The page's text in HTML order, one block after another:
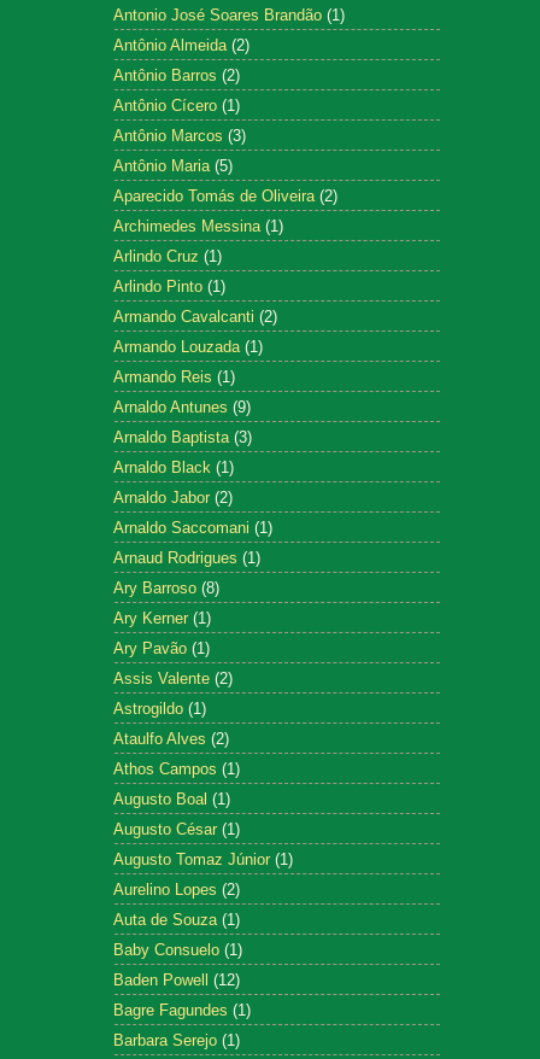
Antonio José Soares Brandão (1)
Antônio Almeida (2)
Antônio Barros (2)
Antônio Cícero (1)
Antônio Marcos (3)
Antônio Maria (5)
Aparecido Tomás de Oliveira (2)
Archimedes Messina (1)
Arlindo Cruz (1)
Arlindo Pinto (1)
Armando Cavalcanti (2)
Armando Louzada (1)
Armando Reis (1)
Arnaldo Antunes (9)
Arnaldo Baptista (3)
Arnaldo Black (1)
Arnaldo Jabor (2)
Arnaldo Saccomani (1)
Arnaud Rodrigues (1)
Ary Barroso (8)
Ary Kerner (1)
Ary Pavão (1)
Assis Valente (2)
Astrogildo (1)
Ataulfo Alves (2)
Athos Campos (1)
Augusto Boal (1)
Augusto César (1)
Augusto Tomaz Júnior (1)
Aurelino Lopes (2)
Auta de Souza (1)
Baby Consuelo (1)
Baden Powell (12)
Bagre Fagundes (1)
Barbara Serejo (1)